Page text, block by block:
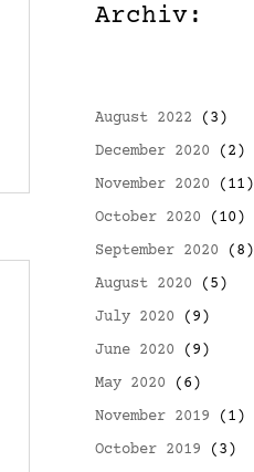
Archiv:
August 2022 (3)
December 2020 (2)
November 2020 (11)
October 2020 (10)
September 2020 (8)
August 2020 (5)
July 2020 (9)
June 2020 (9)
May 2020 (6)
November 2019 (1)
October 2019 (3)